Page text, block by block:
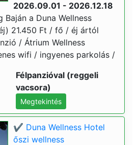
2026.09.01 - 2026.12.18
Baján a Duna Wellness
21.450 Ft / fő / éj ártól
/ Átrium Wellness
wifi / ingyenes parkolás /
Félpanzióval (reggeli
vacsora)
Megtekintés
✔️ Duna Wellness Hotel
őszi wellness